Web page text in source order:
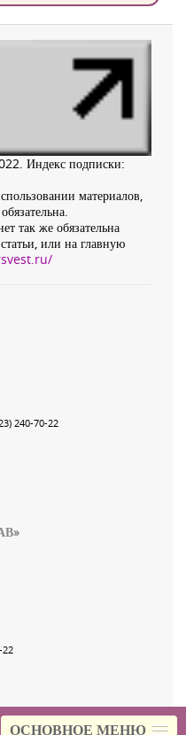
ОСНОВНОЕ МЕНЮ
Индекс подписки:
материалов,
так же обязательна
или на главную
240-70-22
22